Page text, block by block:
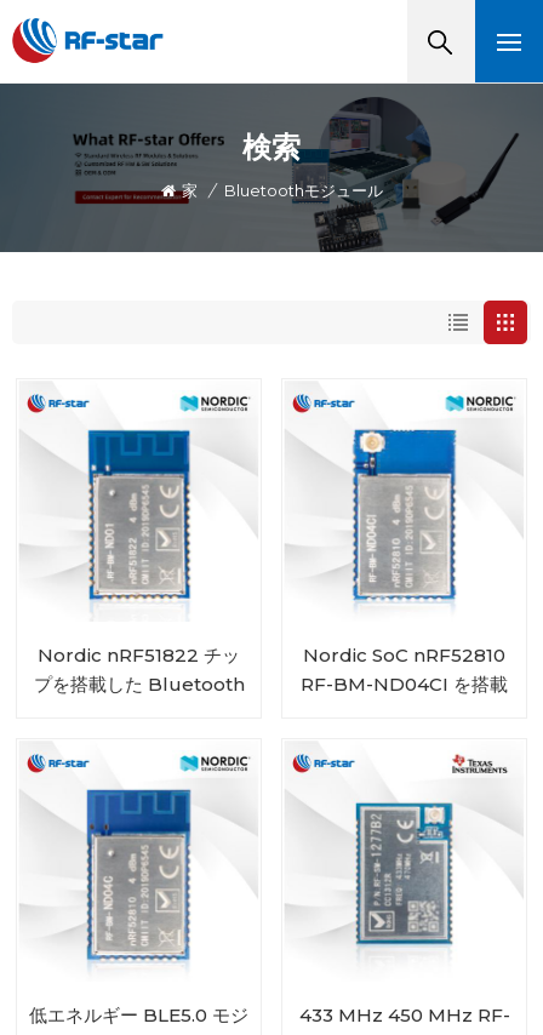
検索
家 / Bluetoothモジュール
Nordic nRF51822 チッ
プを搭載した Bluetooth
Nordic SoC nRF52810
RF-BM-ND04CI を搭載
Energy モジュール
低エネルギー BLE5.0 モジ
433 MHz 450 MHz RF-